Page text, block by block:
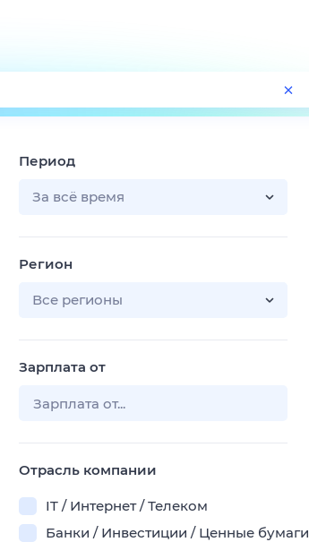
Поиск
ТВ-программа
Период
За всё время
Регион
Все регионы
Зарплата от
Отрасль компании
IT / Интернет / Телеком
Банки / Инвестиции / Ценные бумаги